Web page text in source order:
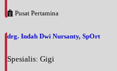
Pusat Pertamina
drg. Indah Dwi Nursanty, SpOrt
Spesialis: Gigi